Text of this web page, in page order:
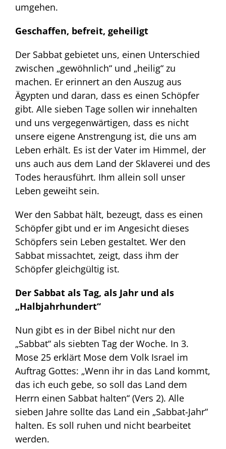
umgehen.
Geschaffen, befreit, geheiligt
Der Sabbat gebietet uns, einen Unterschied
zwischen „gewöhnlich“ und „heilig“ zu
machen. Er erinnert an den Auszug aus
Ägypten und daran, dass es einen Schöpfer
gibt. Alle sieben Tage sollen wir innehalten
und uns vergegenwärtigen, dass es nicht
unsere eigene Anstrengung ist, die uns am
Leben erhält. Es ist der Vater im Himmel, der
uns auch aus dem Land der Sklaverei und des
Todes herausführt. Ihm allein soll unser
Leben geweiht sein.
Wer den Sabbat hält, bezeugt, dass es einen
Schöpfer gibt und er im Angesicht dieses
Schöpfers sein Leben gestaltet. Wer den
Sabbat missachtet, zeigt, dass ihm der
Schöpfer gleichgültig ist.
Der Sabbat als Tag, als Jahr und als
„Halbjahrhundert“
Nun gibt es in der Bibel nicht nur den
„Sabbat“ als siebten Tag der Woche. In 3.
Mose 25 erklärt Mose dem Volk Israel im
Auftrag Gottes: „Wenn ihr in das Land kommt,
das ich euch gebe, so soll das Land dem
Herrn einen Sabbat halten“ (Vers 2). Alle
sieben Jahre sollte das Land ein „Sabbat-Jahr“
halten. Es soll ruhen und nicht bearbeitet
werden.